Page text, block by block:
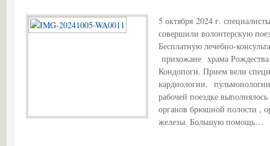
5 октября 2024 г.
совершили волонтерскую
Бесплатную лечебно-
прихожане храма
Кондопоги. Прием вели
кардиологии,
рабочей поездке выполнялось
органов брюшной полости ,
железы. Большую помощь…